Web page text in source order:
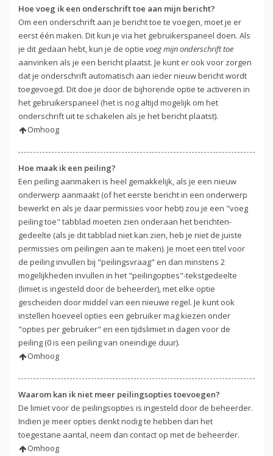
Hoe voeg ik een onderschrift toe aan mijn bericht?
Om een onderschrift aan je bericht toe te voegen, moet je er
eerst één maken. Dit kun je via het gebruikerspaneel doen. Als
je dit gedaan hebt, kun je de optie voeg mijn onderschrift toe
aanvinken als je een bericht plaatst. Je kunt er ook voor zorgen
dat je onderschrift automatisch aan ieder nieuw bericht wordt
toegevoegd. Dit doe je door de bijhorende optie te activeren in
het gebruikerspaneel (het is nog altijd mogelijk om het
onderschrift uit te schakelen als je het bericht plaatst).
Omhoog
Hoe maak ik een peiling?
Een peiling aanmaken is heel gemakkelijk, als je een nieuw
onderwerp aanmaakt (of het eerste bericht in een onderwerp
bewerkt en als je daar permissies voor hebt) zou je een "voeg
peiling toe" tabblad moeten zien onderaan het berichten-
gedeelte (als je dit tabblad niet kan zien, heb je niet de juiste
permissies om peilingen aan te maken). Je moet een titel voor
de peiling invullen bij "peilingsvraag" en dan minstens 2
mogelijkheden invullen in het "peilingopties"-tekstgedeelte
(limiet is ingesteld door de beheerder), met elke optie
gescheiden door middel van een nieuwe regel. Je kunt ook
instellen hoeveel opties een gebruiker mag kiezen onder
"opties per gebruiker" en een tijdslimiet in dagen voor de
peiling (0 is een peiling van oneindige duur).
Omhoog
Waarom kan ik niet meer peilingsopties toevoegen?
De limiet voor de peilingsopties is ingesteld door de beheerder.
Indien je meer opties denkt nodig te hebben dan het
toegestane aantal, neem dan contact op met de beheerder.
Omhoog